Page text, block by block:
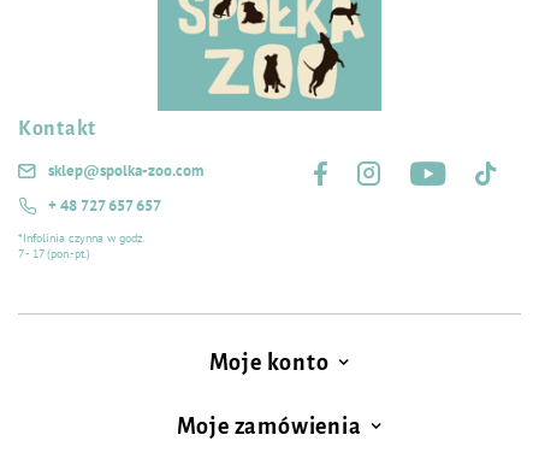
Kontakt
sklep@spolka-zoo.com
+ 48 727 657 657
*Infolinia czynna w godz.
7 - 17 (pon.-pt.)
Moje konto
Moje zamówienia